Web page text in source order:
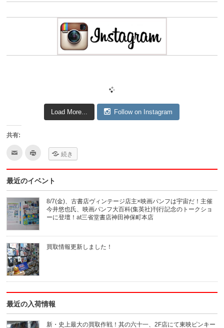
Load More... Follow on Instagram
共有:
ク
し
て
へ
メ
ー
ル
で
送
信
(新
し
い
ウ
ィ
ン
ド
ウ
で
き
ま
す)
ク
し
て
(新
し
い
ウ
ィ
ン
ド
ウ
で
開
き
ま
す)
続き
最近のイベント
8/7(金)、古書店ヴィンテージ店主×映画パンフは宇宙だ！主催
今井悠也氏、映画パンフ大百科(集英社)刊行記念のトークショ
ーに登壇！at三省堂書店神田神保町本店
買取情報更新しました！
最近の入荷情報
新・史上最大の買取作戦！其の六十一、2F店にて東映ピンキー